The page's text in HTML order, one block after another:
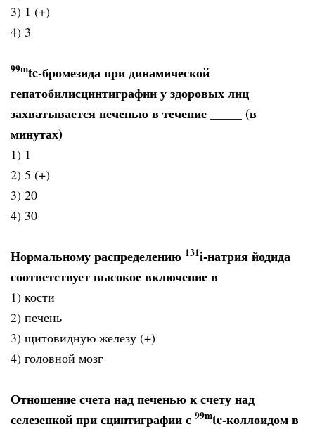
3) 1 (+)
4) 3
99mtc-бромезида при динамической
гепатобилисцинтиграфии у здоровых лиц
захватывается печенью в течение _____ (в
минутах)
1) 1
2) 5 (+)
3) 20
4) 30
Нормальному распределению 131i-натрия йодида
соответствует высокое включение в
1) кости
2) печень
3) щитовидную железу (+)
4) головной мозг
Отношение счета над печенью к счету над
селезенкой при сцинтиграфии с 99mtc-коллоидом в